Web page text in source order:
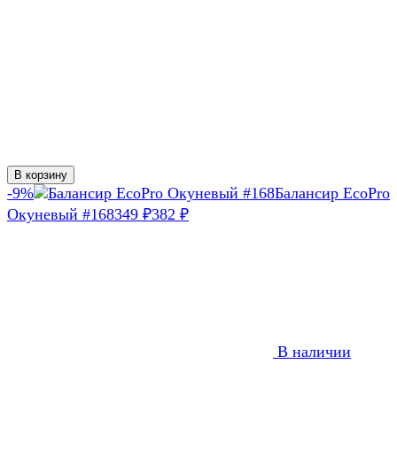
В корзину
-9%
Балансир EcoPro
Окуневый #168349 ₽382 ₽
В наличии